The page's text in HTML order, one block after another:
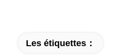
Les étiquettes：